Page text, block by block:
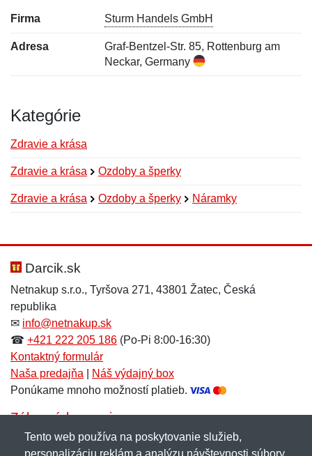
Firma Sturm Handels GmbH
Adresa
Graf-Bentzel-Str. 85, Rottenburg am
Neckar, Germany
Kategórie
Zdravie a krása
Zdravie a krása Ozdoby a šperky
Zdravie a krása Ozdoby a šperky Náramky
Hodnotenie:
Meno:*
E-mail:
Meno:
E-mail:*
Správa*
Darcik.sk
Netnakup s.r.o., Tyršova 271, 43801 Žatec, Česká
republika
✉ info@netnakup.sk
☎ +421 222 205 186 (Po-Pi 8:00-16:30)
Kontaktný formulár
Naša predajňa
Náš výdajný box
Ponúkame mnoho možností platieb.
Zákaznícky servis
Novinky emailom
Tento web používa na poskytovanie služieb,
personalizáciu reklám a analýzu návštevnosti súbory